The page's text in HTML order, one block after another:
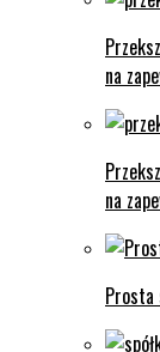
na
na
Prosta